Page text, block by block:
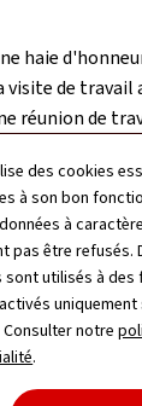
des cookies
à son bon
à
pas être refusés.
sont utilisés à
uniquement
Consulter notre
.
haie
de travail
réunion de
des
Defence
et McGuinty
dont
rééquilibrage
et de défense
des forces de
prêté